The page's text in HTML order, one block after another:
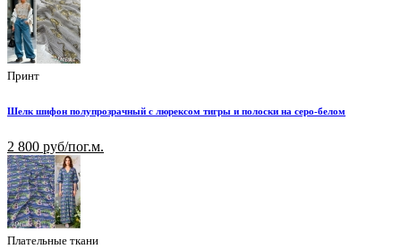
Принт
Шелк шифон полупрозрачный с люрексом тигры и полоски на серо-белом
2 800 руб/пог.м.
Плательные ткани